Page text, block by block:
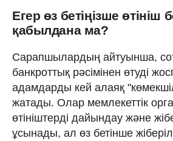
Егер өз бетіңізше өтініш
қабылдана ма?
Сарапшылардың айтуынша,
банкроттық рәсімінен өтуді
адамдарды кей алаяқ
жатады. Олар мемлекеттік
өтініштерді дайындау және
ұсынады, ал өз бетінше